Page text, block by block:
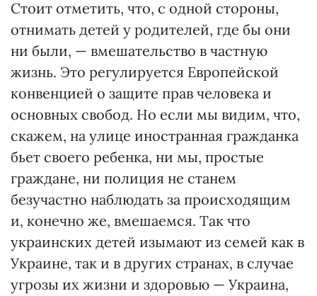
Стоит отметить, что, с одной стороны,
отнимать детей у родителей, где бы они
ни были, — вмешательство в частную
жизнь. Это регулируется Европейской
конвенцией о защите прав человека и
основных свобод. Но если мы видим, что,
скажем, на улице иностранная гражданка
бьет своего ребенка, ни мы, простые
граждане, ни полиция не станем
безучастно наблюдать за происходящим
и, конечно же, вмешаемся. Так что
украинских детей изымают из семей как в
Украине, так и в других странах, в случае
угрозы их жизни и здоровью — Украина,